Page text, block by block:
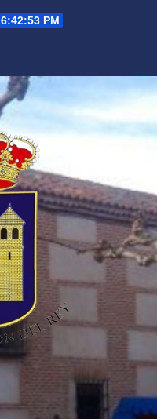
6:42:53 PM